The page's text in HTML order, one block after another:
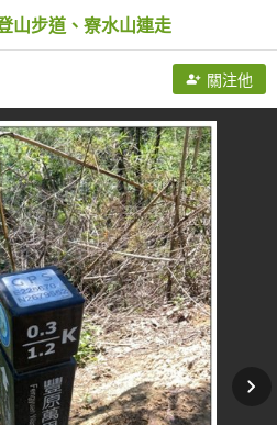
山步道、寮水山連走
關注他